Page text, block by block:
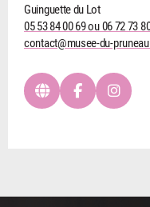
Guinguette du Lot
05 53 84 00 69 ou 06 72 73
contact@musee-du-